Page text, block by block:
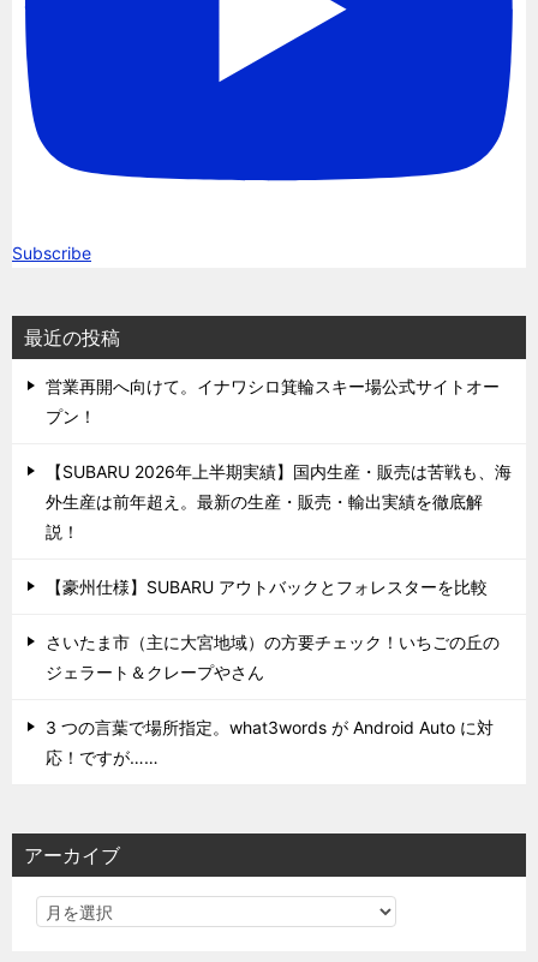
Subscribe
最近の投稿
営業再開へ向けて。イナワシロ箕輪スキー場公式サイトオー
プン！
【SUBARU 2026年上半期実績】国内生産・販売は苦戦も、海
外生産は前年超え。最新の生産・販売・輸出実績を徹底解
説！
【豪州仕様】SUBARU アウトバックとフォレスターを比較
さいたま市（主に大宮地域）の方要チェック！いちごの丘の
ジェラート＆クレープやさん
3 つの言葉で場所指定。what3words が Android Auto に対
応！ですが……
アーカイブ